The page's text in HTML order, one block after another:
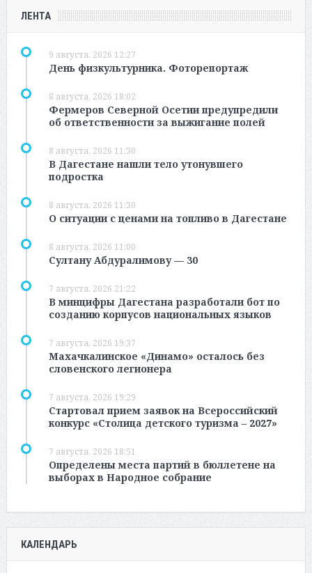
ЛЕНТА
9 августа, 2026 12:27
День физкультурника. Фоторепортаж
8 августа, 2026 18:02
Фермеров Северной Осетии предупредили
об ответственности за выжигание полей
8 августа, 2026 11:30
В Дагестане нашли тело утонувшего
подростка
8 августа, 2026 11:30
О ситуации с ценами на топливо в Дагестане
8 августа, 2026 11:00
Султану Абдуралимову — 30
7 августа, 2026 21:22
В минцифры Дагестана разработали бот по
созданию корпусов национальных языков
7 августа, 2026 19:37
Махачкалинское «Динамо» осталось без
словенского легионера
7 августа, 2026 19:29
Стартовал прием заявок на Всероссийский
конкурс «Столица детского туризма – 2027»
7 августа, 2026 18:51
Определены места партий в бюллетене на
выборах в Народное собрание
КАЛЕНДАРЬ